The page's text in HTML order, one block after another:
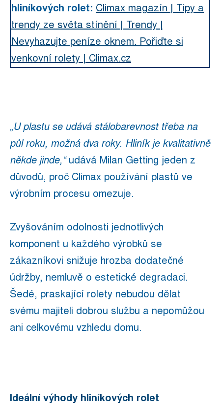
hliníkových rolet: Climax magazín | Tipy a
trendy ze světa stínění | Trendy |
Nevyhazujte peníze oknem. Pořiďte si
venkovní rolety | Climax.cz
„U plastu se udává stálobarevnost třeba na
půl roku, možná dva roky. Hliník je kvalitativně
někde jinde,“udává Milan Getting jeden z
důvodů, proč Climax používání plastů ve
výrobním procesu omezuje.
Zvyšováním odolnosti jednotlivých
komponent u každého výrobků se
zákazníkovi snižuje hrozba dodatečné
údržby, nemluvě o estetické degradaci.
Šedé, praskající rolety nebudou dělat
svému majiteli dobrou službu a nepomůžou
ani celkovému vzhledu domu.
Ideální výhody hliníkových rolet